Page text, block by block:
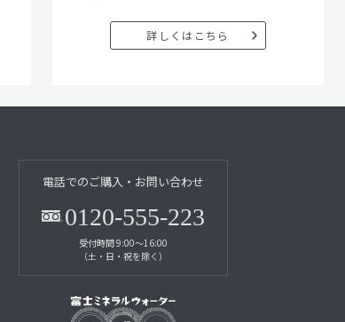
詳しくはこちら
電話でのご購入・お問い合わせ
0120-555-223
受付時間 9:00～16:00
（土・日・祝を除く）